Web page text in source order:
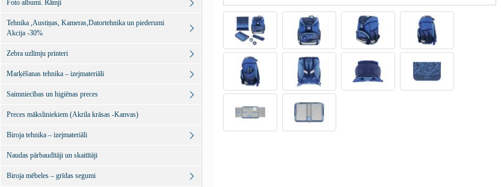
Foto albumi. Rāmji
Tehnika ,Austiņas, Kameras,Datortehnika un piederumi
Akcija -30%
Zebra uzlīmju printeri
Marķēšanas tehnika – izejmateriāli
Saimniecības un higiēnas preces
Preces māksliniekiem (Akrila krāsas -Kanvas)
Biroja tehnika – izejmateriāli
Naudas pārbaudītāji un skaitītāji
Biroja mēbeles – grīdas segumi